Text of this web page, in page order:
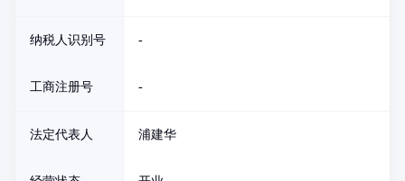
纳税人识别号 -
工商注册号 -
法定代表人 浦建华